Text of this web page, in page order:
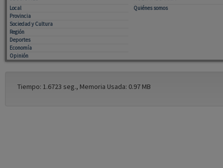
Local
Provincia
Sociedad y Cultura
Región
Deportes
Economía
Opinión
Quiénes somos
Tiempo: 1.6723 seg., Memoria Usada: 0.97 MB